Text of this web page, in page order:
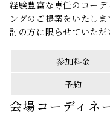
経験豊富な専任のコー
ングのご提案をいたし
討の方に限らせていただ
参加料金
予約
会場コーディネ